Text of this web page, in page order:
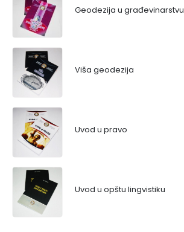
Geodezija u građevinarstvu
Viša geodezija
Uvod u pravo
Uvod u opštu lingvistiku